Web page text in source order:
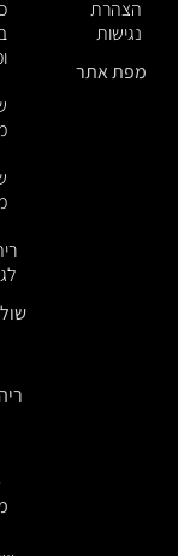
הצהרת
נגישות
מפת אתר